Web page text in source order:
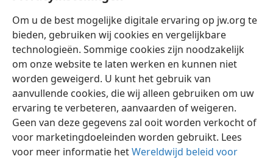
Om u de best mogelijke digitale ervaring op jw.org te
bieden, gebruiken wij cookies en vergelijkbare
technologieën. Sommige cookies zijn noodzakelijk
om onze website te laten werken en kunnen niet
worden geweigerd. U kunt het gebruik van
aanvullende cookies, die wij alleen gebruiken om uw
ervaring te verbeteren, aanvaarden of weigeren.
Geen van deze gegevens zal ooit worden verkocht of
voor marketingdoeleinden worden gebruikt. Lees
voor meer informatie hetWereldwijd beleid voor
zodat hij hem zou kunnen onderwijzen?’ + Maar we
hebben wel de denkwijze van Christus.
+
Nederlands Delen Instellingen
Copyright © 2026 Watch Tower Bible and Tract Society of Pennsylvania
Gebruiksvoorwaarden Privacybeleid
Privacyinstellingen
JW.ORG
Inloggen